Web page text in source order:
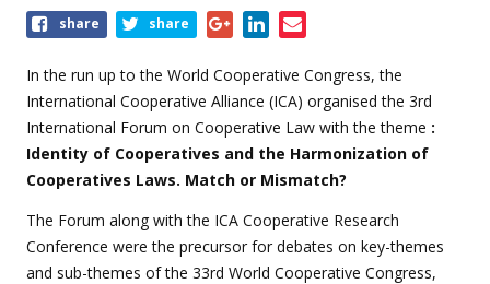
Share
event
share share
In the run up to the World Cooperative Congress, the
International Cooperative Alliance (ICA) organised the 3rd
International Forum on Cooperative Law with the theme :
Identity of Cooperatives and the Harmonization of
Cooperatives Laws. Match or Mismatch?
The Forum along with the ICA Cooperative Research
Conference were the precursor for debates on key-themes
and sub-themes of the 33rd World Cooperative Congress,